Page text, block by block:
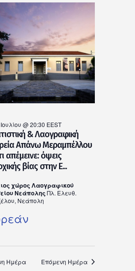
& Λαογραφική
Απάνω Μεραμπέλλου
απέμεινε: όψεις
βίας στην Ε...
@ 20:30 EEST
χώρος Λαογραφικού
ΝεάποληςΠλ. Ελευθ.
Νεάπολη
Ημέρα Επόμενη Ημέρα